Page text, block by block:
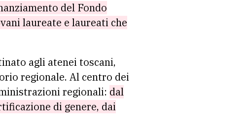
del Fondo
laureate e laureati che
agli atenei toscani,
regionale. Al centro dei
regionali: dal
di genere, dai